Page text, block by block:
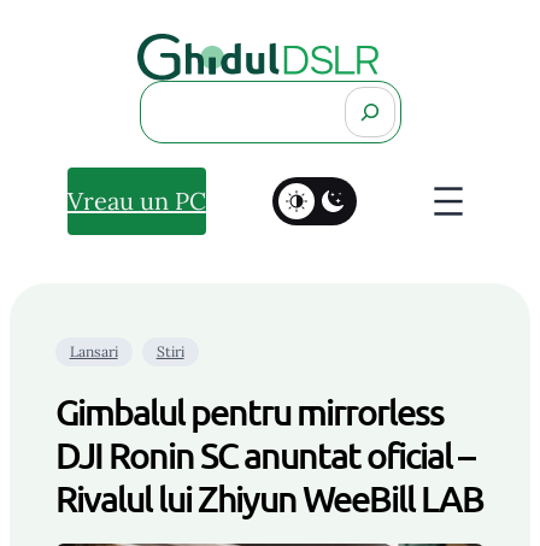
Search
Vreau un PC
Lansari Stiri
Gimbalul pentru mirrorless
DJI Ronin SC anuntat oficial –
Rivalul lui Zhiyun WeeBill LAB